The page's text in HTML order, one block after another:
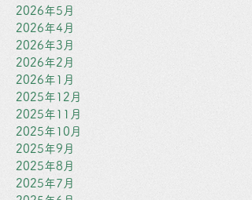
2026年5月
2026年4月
2026年3月
2026年2月
2026年1月
2025年12月
2025年11月
2025年10月
2025年9月
2025年8月
2025年7月